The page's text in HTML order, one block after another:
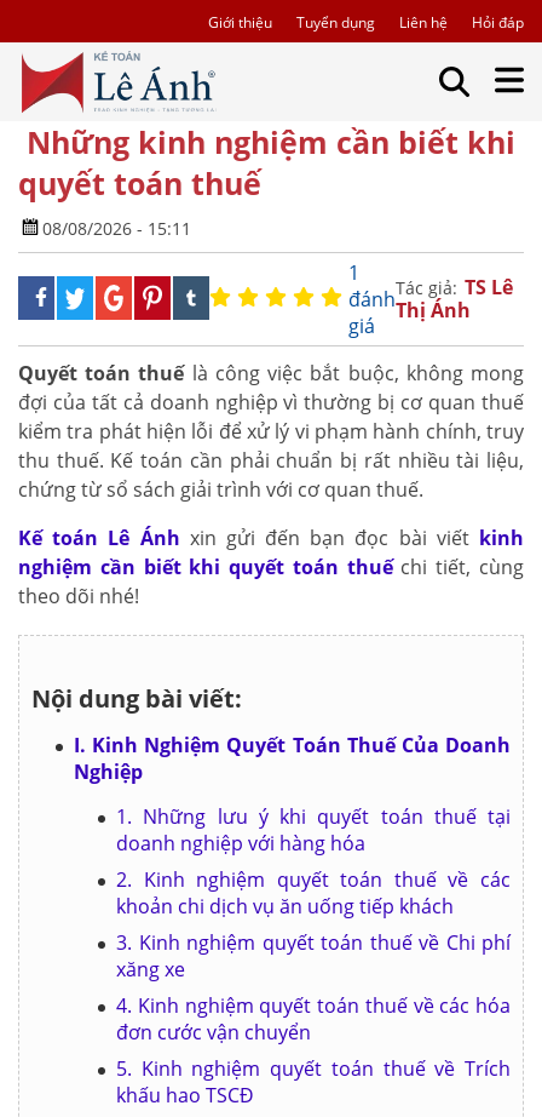
Giới thiệu Tuyển dụng Liên hệ Hỏi đáp
Những kinh nghiệm cần biết khi
quyết toán thuế
08/08/2026 - 15:11
1
đánh
giá
Tác giả: TS Lê
Thị Ánh
Quyết toán thuếlà công việc bắt buộc, không mong
đợi của tất cả doanh nghiệp vì thường bị cơ quan thuế
kiểm tra phát hiện lỗi để xử lý vi phạm hành chính, truy
thu thuế. Kế toán cần phải chuẩn bị rất nhiều tài liệu,
chứng từ sổ sách giải trình với cơ quan thuế.
Kế toán Lê Ánh xin gửi đến bạn đọc bài viết kinh
nghiệm cần biết khi quyết toán thuếchi tiết, cùng
theo dõi nhé!
Nội dung bài viết:
I. Kinh Nghiệm Quyết Toán Thuế Của Doanh
Nghiệp
1. Những lưu ý khi quyết toán thuế tại
doanh nghiệp với hàng hóa
2. Kinh nghiệm quyết toán thuế về các
khoản chi dịch vụ ăn uống tiếp khách
3. Kinh nghiệm quyết toán thuế về Chi phí
xăng xe
4. Kinh nghiệm quyết toán thuế về các hóa
đơn cước vận chuyển
5. Kinh nghiệm quyết toán thuế về Trích
khấu hao TSCĐ